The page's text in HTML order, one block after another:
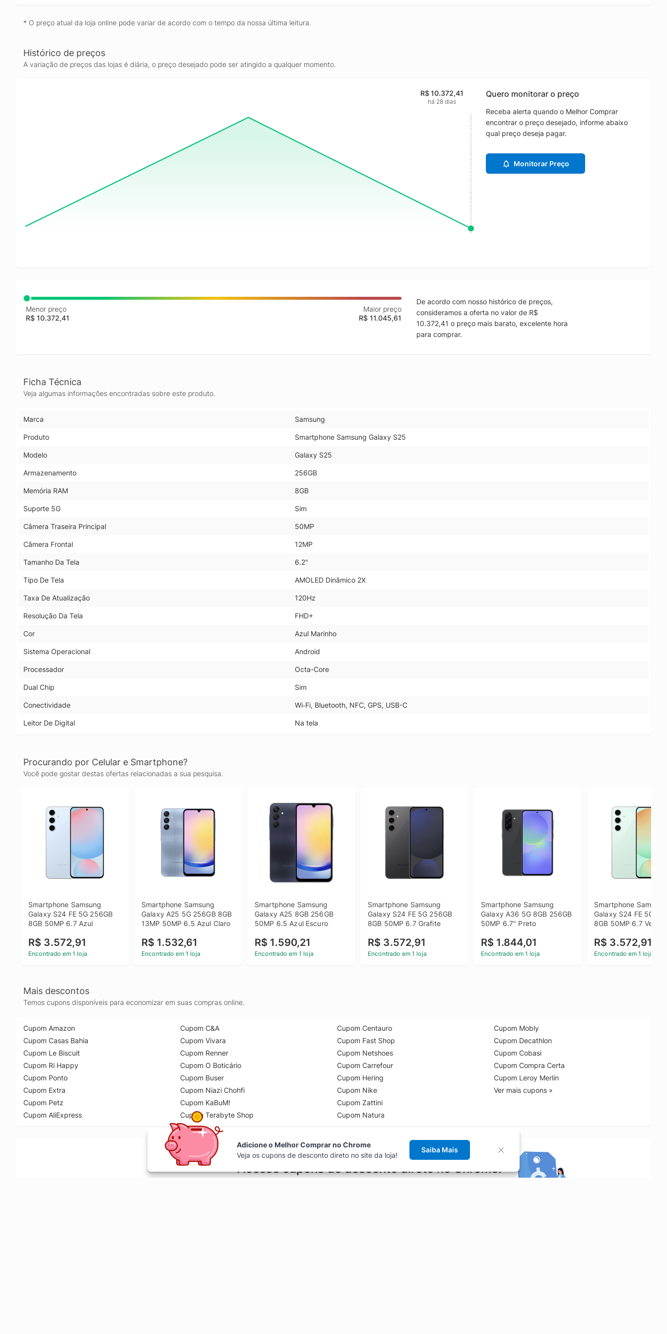
* O preço atual da loja online pode variar de acordo com o tempo da nossa última leitura.
Histórico de preços
A variação de preços das lojas é diária, o preço desejado pode ser atingido a qualquer momento.
R$ 10.372,41
há 28 dias
Quero monitorar o preço
Receba alerta quando o Melhor Comprar
encontrar o preço desejado, informe abaixo
qual preço deseja pagar.
Monitorar Preço
Menor preço
R$ 10.372,41
Maior preço
R$ 11.045,61
De acordo com nosso histórico de preços,
consideramos a oferta no valor de R$
10.372,41 o preço mais barato, excelente hora
para comprar.
Ficha Técnica
Veja algumas informações encontradas sobre este produto.
Marca Samsung
Produto Smartphone Samsung Galaxy S25
Modelo Galaxy S25
Armazenamento 256GB
Memória RAM 8GB
Suporte 5G Sim
Câmera Traseira Principal 50MP
Câmera Frontal 12MP
Tamanho Da Tela 6.2"
Tipo De Tela AMOLED Dinâmico 2X
Taxa De Atualização 120Hz
Resolução Da Tela FHD+
Cor Azul Marinho
Sistema Operacional Android
Processador Octa-Core
Dual Chip Sim
Conectividade Wi‑Fi, Bluetooth, NFC, GPS, USB-C
Leitor De Digital Na tela
Procurando por Celular e Smartphone?
Você pode gostar destas ofertas relacionadas a sua pesquisa.
Smartphone Samsung
Galaxy S24 FE 5G 256GB
8GB 50MP 6.7 Azul
R$ 3.572,91
Encontrado em 1 loja
Smartphone Samsung
Galaxy A25 5G 256GB 8GB
13MP 50MP 6.5 Azul Claro
R$ 1.532,61
Encontrado em 1 loja
Smartphone Samsung
Galaxy A25 8GB 256GB
50MP 6.5 Azul Escuro
R$ 1.590,21
Encontrado em 1 loja
Smartphone Samsung
Galaxy S24 FE 5G 256GB
8GB 50MP 6.7 Grafite
R$ 3.572,91
Encontrado em 1 loja
Smartphone Samsung
Galaxy A36 5G 8GB 256GB
50MP 6.7" Preto
R$ 1.844,01
Encontrado em 1 loja
Smartphone Samsung
Galaxy S24 FE 5G
8GB 50MP 6.7 Verde
R$ 3.572,91
Encontrado em 1 loja
Mais descontos
Temos cupons disponíveis para economizar em suas compras online.
Cupom Amazon
Cupom Casas Bahia
Cupom Le Biscuit
Cupom Ri Happy
Cupom Ponto
Cupom Extra
Cupom Petz
Cupom AliExpress
Cupom C&A
Cupom Vivara
Cupom Renner
Cupom O Boticário
Cupom Buser
Cupom Niazi Chohfi
Cupom KaBuM!
Cupom Terabyte Shop
Cupom Centauro
Cupom Fast Shop
Cupom Netshoes
Cupom Carrefour
Cupom Hering
Cupom Nike
Cupom Zattini
Cupom Natura
Cupom Mobly
Cupom Decathlon
Cupom Cobasi
Cupom Compra Certa
Cupom Leroy Merlin
Ver mais cupons »
Acesse cupons de desconto direto no Chrome!
Adicione o Melhor Comprar no Chrome
Veja os cupons de desconto direto no site da loja!
Saiba Mais